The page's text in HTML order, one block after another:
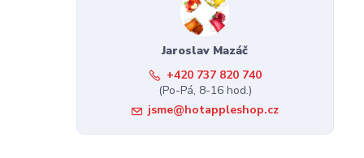
Jaroslav Mazáč
+420 737 820 740
(Po-Pá, 8-16 hod.)
jsme@hotappleshop.cz